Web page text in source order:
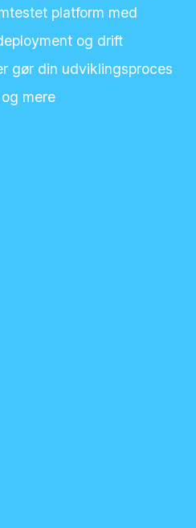
platform med
og drift
gør din udviklingsproces
mere